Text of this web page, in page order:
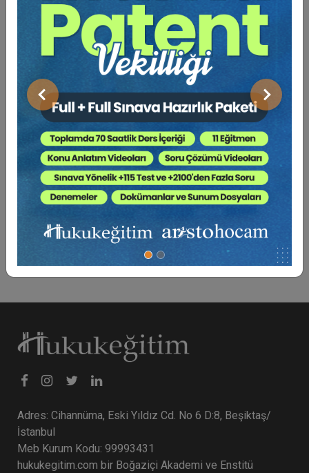
Önceki Sonraki
8 Mart Kadınlar Günü Özel Oturumu
0 TL Sepete Ekle
Adres: Cihannüma, Eski Yıldız Cd. No 6 D:8, Beşiktaş/
İstanbul
Meb Kurum Kodu: 99993431
hukukegitim.com bir Boğaziçi Akademi ve Enstitü